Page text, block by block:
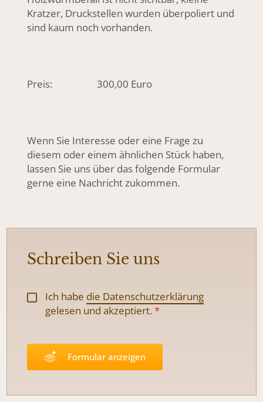
Kratzer, Druckstellen wurden überpoliert und
sind kaum noch vorhanden.
Preis: 300,00 Euro
Wenn Sie Interesse oder eine Frage zu
diesem oder einem ähnlichen Stück haben,
lassen Sie uns über das folgende Formular
gerne eine Nachricht zukommen.
Schreiben Sie uns
Ich habe die Datenschutzerklärung
gelesen und akzeptiert.*
Formular anzeigen